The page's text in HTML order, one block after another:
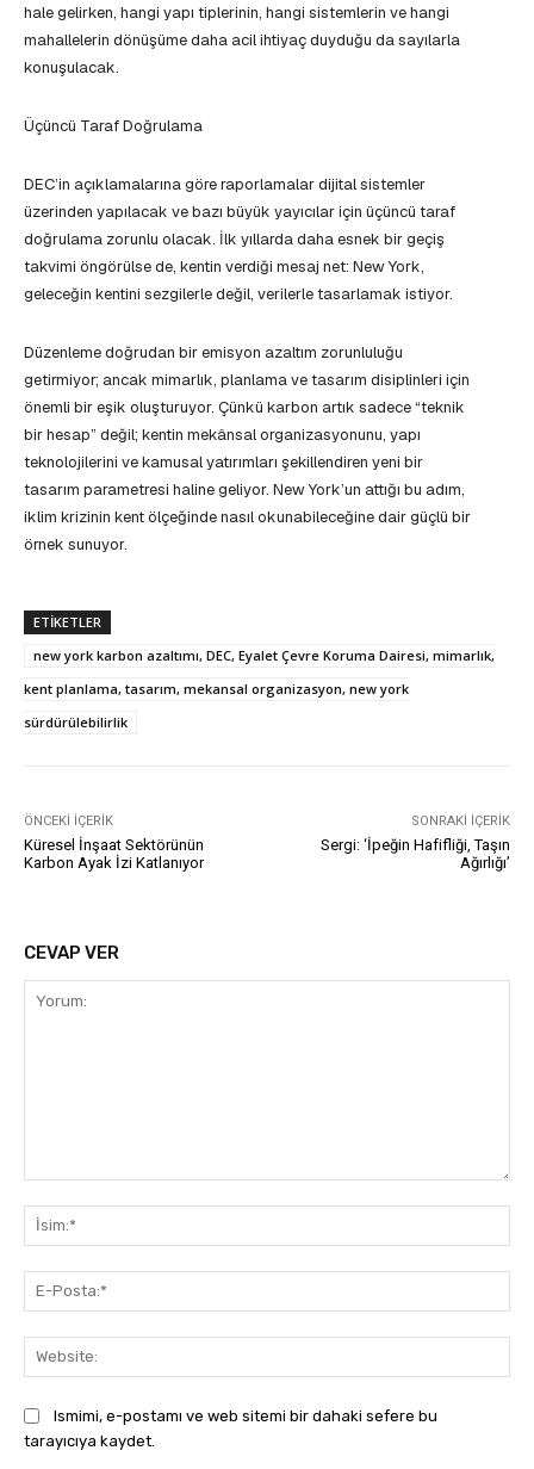
hale gelirken, hangi yapı tiplerinin, hangi sistemlerin ve hangi
mahallelerin dönüşüme daha acil ihtiyaç duyduğu da sayılarla
konuşulacak.
Üçüncü Taraf Doğrulama
DEC’in açıklamalarına göre raporlamalar dijital sistemler
üzerinden yapılacak ve bazı büyük yayıcılar için üçüncü taraf
doğrulama zorunlu olacak. İlk yıllarda daha esnek bir geçiş
takvimi öngörülse de, kentin verdiği mesaj net: New York,
geleceğin kentini sezgilerle değil, verilerle tasarlamak istiyor.
Düzenleme doğrudan bir emisyon azaltım zorunluluğu
getirmiyor; ancak mimarlık, planlama ve tasarım disiplinleri için
önemli bir eşik oluşturuyor. Çünkü karbon artık sadece “teknik
bir hesap” değil; kentin mekânsal organizasyonunu, yapı
teknolojilerini ve kamusal yatırımları şekillendiren yeni bir
tasarım parametresi haline geliyor. New York’un attığı bu adım,
iklim krizinin kent ölçeğinde nasıl okunabileceğine dair güçlü bir
örnek sunuyor.
ETIKETLER
new york karbon azaltımı, DEC, Eyalet Çevre Koruma Dairesi, mimarlık,
kent planlama, tasarım, mekansal organizasyon, new york
sürdürülebilirlik
ÖNCEKI İÇERIK
Küresel İnşaat Sektörünün
Karbon Ayak İzi Katlanıyor
SONRAKI İÇERIK
Sergi: ‘İpeğin Hafifliği, Taşın
Ağırlığı’
CEVAP VER
Ismimi, e-postamı ve web sitemi bir dahaki sefere bu
tarayıcıya kaydet.